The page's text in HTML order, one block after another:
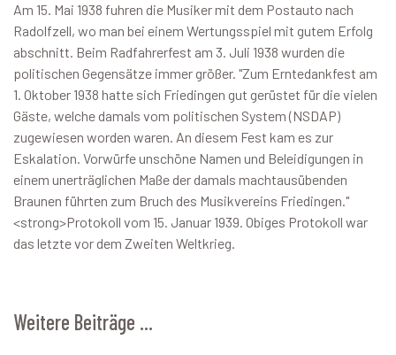
Am 15. Mai 1938 fuhren die Musiker mit dem Postauto nach
Radolfzell, wo man bei einem Wertungsspiel mit gutem Erfolg
abschnitt. Beim Radfahrerfest am 3. Juli 1938 wurden die
politischen Gegensätze immer größer. "Zum Erntedankfest am
1. Oktober 1938 hatte sich Friedingen gut gerüstet für die vielen
Gäste, welche damals vom politischen System (NSDAP)
zugewiesen worden waren. An diesem Fest kam es zur
Eskalation. Vorwürfe unschöne Namen und Beleidigungen in
einem unerträglichen Maße der damals machtausübenden
Braunen führten zum Bruch des Musikvereins Friedingen."
<strong>Protokoll vom 15. Januar 1939. Obiges Protokoll war
das letzte vor dem Zweiten Weltkrieg.
Weitere Beiträge …